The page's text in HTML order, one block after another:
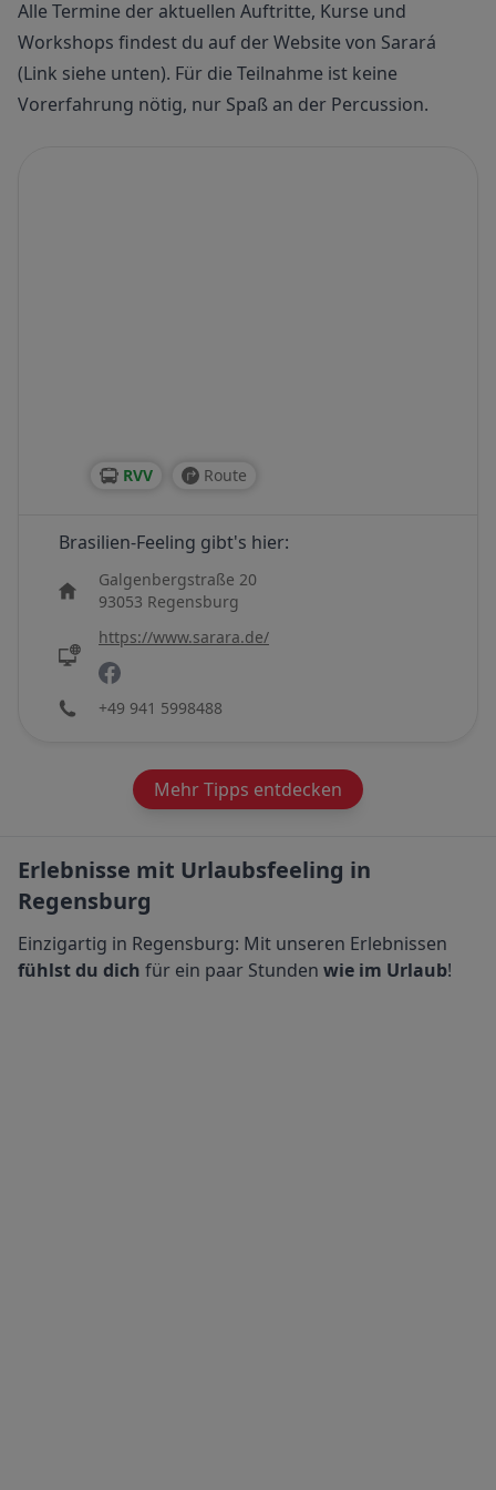
Alle Termine der aktuellen Auftritte, Kurse und
Workshops findest du auf der Website von Sarará
(Link siehe unten). Für die Teilnahme ist keine
Vorerfahrung nötig, nur Spaß an der Percussion.
RVV Route
Brasilien-Feeling gibt's hier:
Galgenbergstraße 20
93053 Regensburg
https://www.sarara.de/
+49 941 5998488
Mehr Tipps entdecken
Erlebnisse mit Urlaubsfeeling in
Regensburg
Einzigartig in Regensburg: Mit unseren Erlebnissen
fühlst du dich für ein paar Stunden wie im Urlaub!